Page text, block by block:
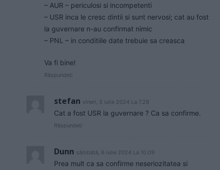
– AUR – periculosi si incompetenti
– USR inca le cresc dintii si sunt nervosi; cat au fost
la guvernare n-au confirmat nimic
– PNL – in conditiile date trebuie sa creasca
Va fi bine!
Răspundeți
stefan vineri, 5 iulie 2024 La 7.28
Cat a fost USR la guvernare ? Ca sa confirme.
Răspundeți
Dunn sâmbătă, 6 iulie 2024 La 10.09
Prea mult ca sa confirme neseriozitatea si